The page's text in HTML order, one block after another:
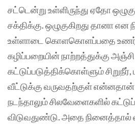
சட்டென்று உள்ளிருந்து ஏதோ
சக்திக்கு. ஒழுகுகிறது தானா என
உள்ளாடை கொளகொளப்பதை
கழிப்பறையின் நாற்றத்துக்கு அஞ்சி
கட்டுப்படுத்திக்கொள்ளும் சிறுநீர்,
வீட்டுக்கு வருவதற்குள் என்னதான்
நடந்தாலும் சிலவேளைகளில்
விடுவதுண்டு. அதை நினைத்தால்